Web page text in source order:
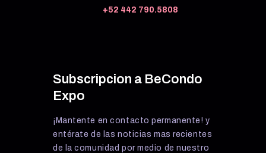
+52 442 790.5808
Subscripcion a BeCondo
Expo
¡Mantente en contacto permanente! y
entérate de las noticias mas recientes
de la comunidad por medio de nuestro